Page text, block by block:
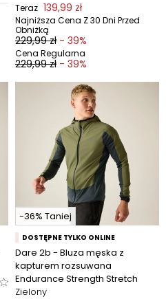
Teraz 139,99 zł
Najniższa Cena Z 30 Dni Przed
Obniżką
229,99 zł - 39%
Cena Regularna
229,99 zł - 39%
-36% Taniej
DOSTĘPNE TYLKO ONLINE
Dare 2b - Bluza męska z
kapturem rozsuwana
Endurance Strength Stretch
Zielony